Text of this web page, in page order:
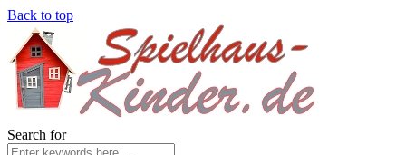
Back to top
Search for